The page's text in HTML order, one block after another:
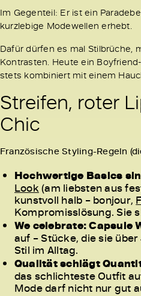
Im Gegenteil: Er ist ein
kurzlebige Modewellen erhebt.
Dafür dürfen es mal Stilbrüche,
Kontrasten. Heute ein
stets kombiniert mit einem
Streifen, roter
Chic
Französische Styling-Regeln
Hochwertige Basics
Look(am liebsten aus
kunstvoll halb – bonjour,
Kompromisslösung. Sie
We celebrate: Capsule
auf – Stücke, die sie
Stil im Alltag.
Qualität schlägt
das schlichteste Outfit
Mode darf nicht nur gut